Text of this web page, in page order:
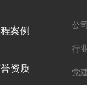
案例
资质
公
行
党